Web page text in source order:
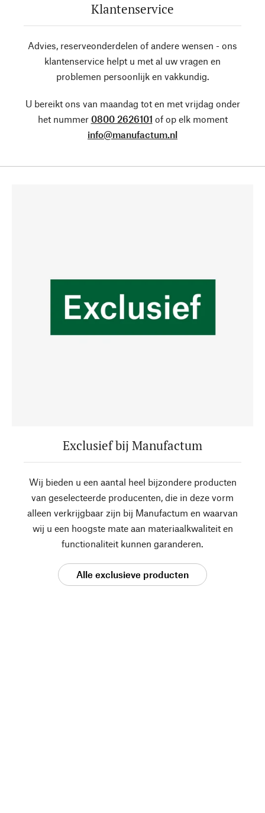
Klantenservice
Advies, reserveonderdelen of andere wensen - ons
klantenservice helpt u met al uw vragen en
problemen persoonlijk en vakkundig.
U bereikt ons van maandag tot en met vrijdag onder
het nummer 0800 2626101 of op elk moment
info@manufactum.nl
Exclusief bij Manufactum
Wij bieden u een aantal heel bijzondere producten
van geselecteerde producenten, die in deze vorm
alleen verkrijgbaar zijn bij Manufactum en waarvan
wij u een hoogste mate aan materiaalkwaliteit en
functionaliteit kunnen garanderen.
Alle exclusieve producten